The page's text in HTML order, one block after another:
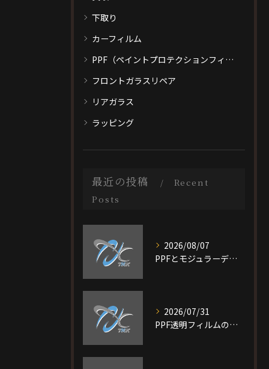
下取り
カーフィルム
PPF（ペイントプロテクションフィルム）
フロントガラスリペア
リアガラス
ラッピング
最近の投稿
Recent
Posts
2026/08/07
PPFとモジュラーデザイン施工を大阪府大阪市旭区で選ぶ際の比較ポイントと最適なプラン選び完全ガイド
2026/07/31
PPF透明フィルムの特徴と費用相場を短時間で理解し愛車を守る選び方ガイド